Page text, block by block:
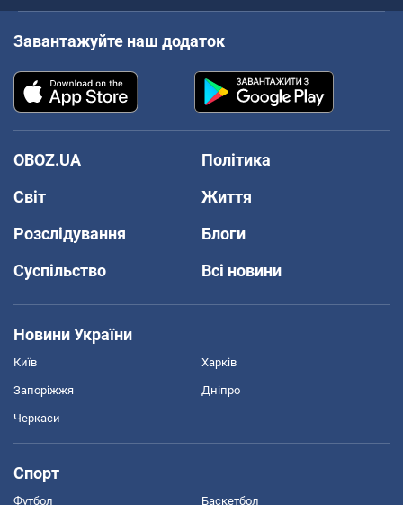
Завантажуйте наш додаток
OBOZ.UA
Політика
Світ
Життя
Розслідування
Блоги
Суспільство
Всі новини
Новини України
Київ Харків
Запоріжжя Дніпро
Черкаси
Спорт
Футбол Баскетбол